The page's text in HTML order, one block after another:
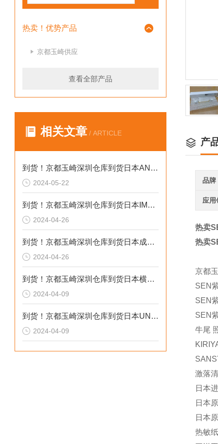
热卖！优势产品
京都玉崎供应
查看全部产品
相关文章 / ARTICLE
到货！京都玉崎深圳仓库到货日本AND 电子秤HV-60KCEP
2024-05-22
到货！京都玉崎深圳仓库到货日本IMADA 推拉力计 DST-20N
2024-04-26
到货！京都玉崎深圳仓库到货日本成茂锻针仪MF2
2024-04-26
到货！京都玉崎深圳仓库到货日本横河 电导率仪传感器 SC8SG-R31-T-305-P1-A
2024-04-09
到货！京都玉崎深圳仓库到货日本UNITTA音波式皮带张力计U-550替换U-508
2024-04-09
产
品牌
应用
热卖
热卖
京都
SEN
SEN
SEN
牛尾
激落
日本
日本
日本
热敏